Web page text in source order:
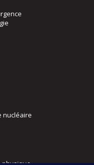
nucléaire